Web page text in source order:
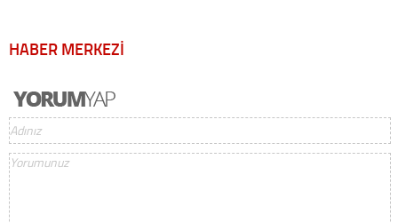
HABER MERKEZİ